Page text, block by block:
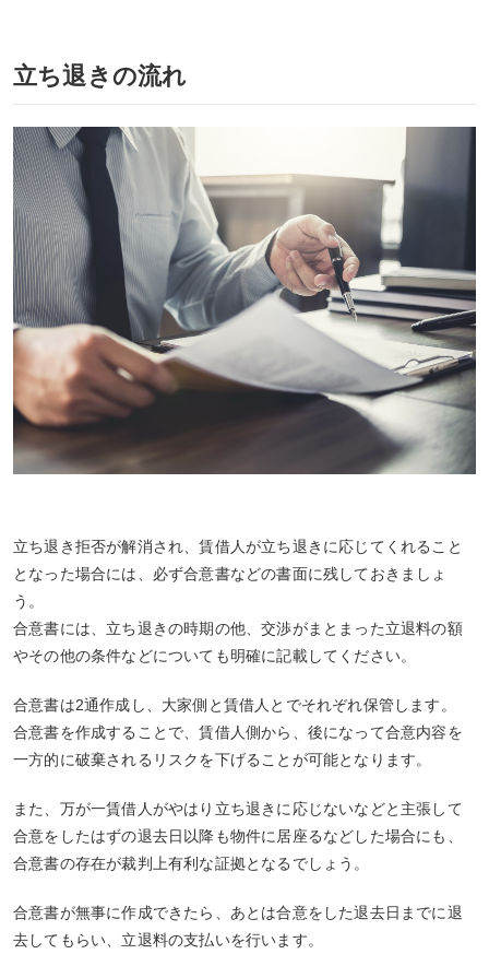
立ち退きの流れ
立ち退き拒否が解消され、賃借人が立ち退きに応じてくれること
となった場合には、必ず合意書などの書面に残しておきましょ
う。
合意書には、立ち退きの時期の他、交渉がまとまった立退料の額
やその他の条件などについても明確に記載してください。
合意書は2通作成し、大家側と賃借人とでそれぞれ保管します。
合意書を作成することで、賃借人側から、後になって合意内容を
一方的に破棄されるリスクを下げることが可能となります。
また、万が一賃借人がやはり立ち退きに応じないなどと主張して
合意をしたはずの退去日以降も物件に居座るなどした場合にも、
合意書の存在が裁判上有利な証拠となるでしょう。
合意書が無事に作成できたら、あとは合意をした退去日までに退
去してもらい、立退料の支払いを行います。